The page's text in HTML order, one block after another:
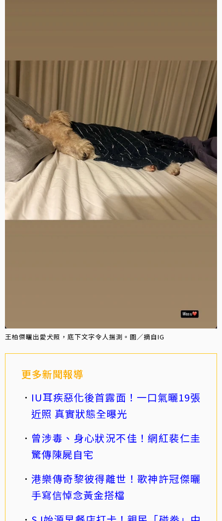
王柏傑曬出愛犬照，底下文字令人揣測。圖／摘自IG
更多新聞報導
IU耳疾惡化後首露面！一口氣曬19張
近照 真實狀態全曝光
曾涉毒、身心狀況不佳！網紅裴仁圭
驚傳陳屍自宅
港樂傳奇黎彼得離世！歌神許冠傑曬
手寫信悼念黃金搭檔